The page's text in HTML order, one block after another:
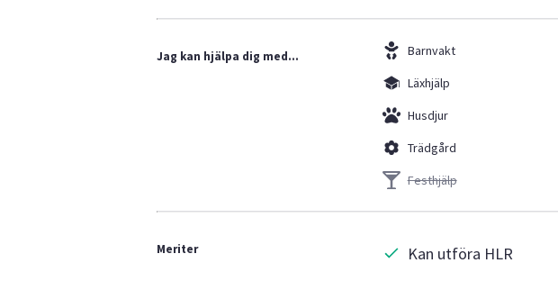
Jag kan hjälpa dig med...
Barnvakt
Läxhjälp
Husdjur
Trädgård
Festhjälp
Meriter Kan utföra HLR